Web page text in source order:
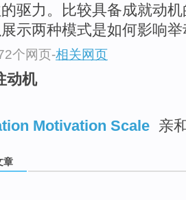
驱力。比较具备成就动
示两种模式是如何影响
个网页-相关网页
动机
Motivation Scale 亲
章